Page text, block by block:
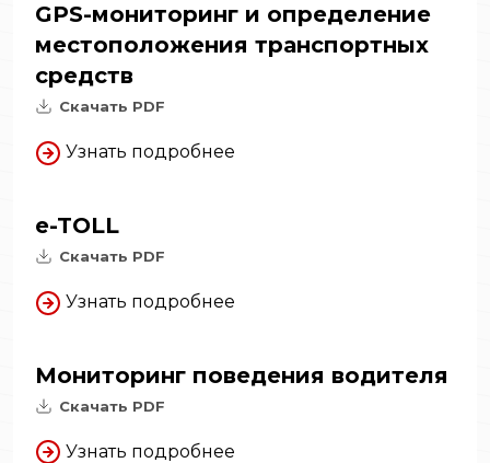
GPS-мониторинг и определение
местоположения транспортных
средств
Скачать PDF
Узнать подробнее
e-TOLL
Скачать PDF
Узнать подробнее
Мониторинг поведения водителя
Скачать PDF
Узнать подробнее